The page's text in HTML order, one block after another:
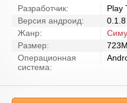
Разработчик:
Play
Версия андроид:
0.1.8
Жанр:
Размер:
Операционная
система: